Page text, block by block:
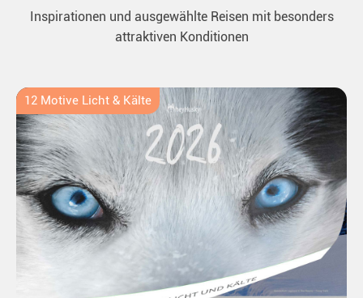
Inspirationen und ausgewählte Reisen mit besonders
attraktiven Konditionen
12 Motive Licht & Kälte